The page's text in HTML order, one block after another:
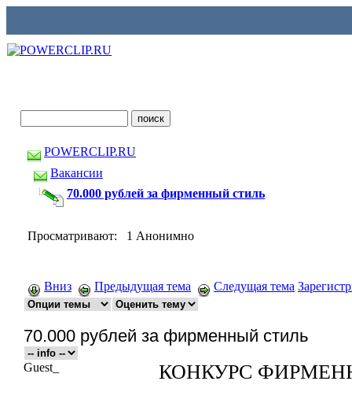
POWERCLIP.RU
Вакансии
70.000 рублей за фирменный стиль
Просматривают: 1 Анонимно
Вниз Предыдущая тема Следущая тема
70.000 рублей за фирменный стиль
Guest_ КОНКУРС